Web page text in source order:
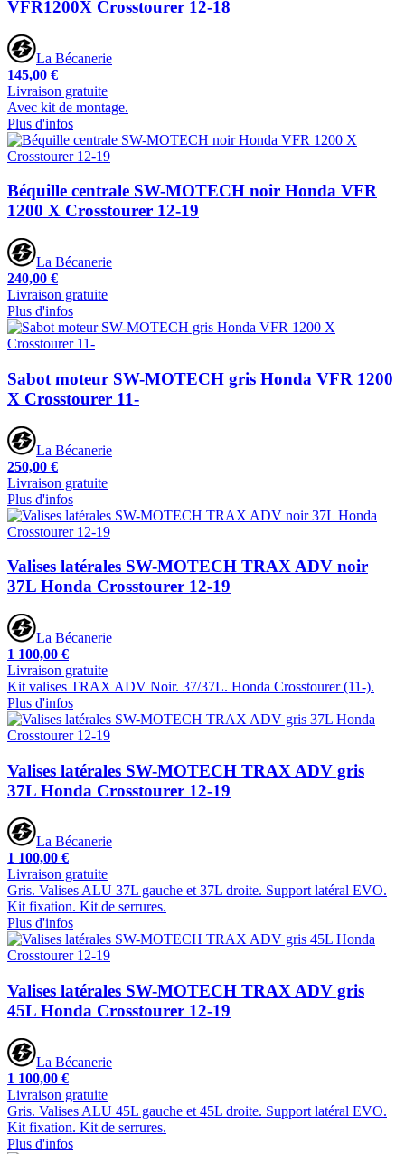
VFR1200X Crosstourer 12-18
La Bécanerie
145,00 €
Livraison gratuite
Avec kit de montage.
Plus d'infos
Béquille centrale SW-MOTECH noir Honda VFR
1200 X Crosstourer 12-19
La Bécanerie
240,00 €
Livraison gratuite
Plus d'infos
Sabot moteur SW-MOTECH gris Honda VFR 1200
X Crosstourer 11-
La Bécanerie
250,00 €
Livraison gratuite
Plus d'infos
Valises latérales SW-MOTECH TRAX ADV noir
37L Honda Crosstourer 12-19
La Bécanerie
1 100,00 €
Livraison gratuite
Kit valises TRAX ADV Noir. 37/37L. Honda Crosstourer (11-).
Plus d'infos
Valises latérales SW-MOTECH TRAX ADV gris
37L Honda Crosstourer 12-19
La Bécanerie
1 100,00 €
Livraison gratuite
Gris. Valises ALU 37L gauche et 37L droite. Support latéral EVO.
Kit fixation. Kit de serrures.
Plus d'infos
Valises latérales SW-MOTECH TRAX ADV gris
45L Honda Crosstourer 12-19
La Bécanerie
1 100,00 €
Livraison gratuite
Gris. Valises ALU 45L gauche et 45L droite. Support latéral EVO.
Kit fixation. Kit de serrures.
Plus d'infos